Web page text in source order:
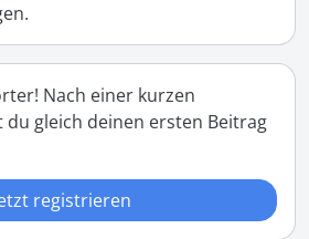
Nach einer kurzen
gleich deinen ersten Beitrag
registrieren